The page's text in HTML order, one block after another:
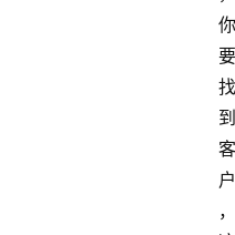
你
要
找
到
客
户
，